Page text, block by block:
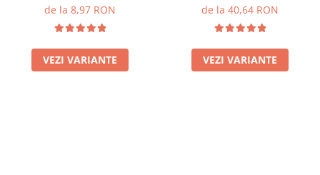
de la 8,97 RON
VEZI VARIANTE
de la 40,64 RON
VEZI VARIANTE